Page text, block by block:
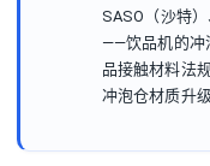
SASO（沙特
——饮品机的冲
品接触材料法
冲泡仓材质升